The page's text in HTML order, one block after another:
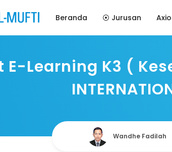
Beranda ⦿ Jurusan
E-Learning K3 (
Wandhe Fadilah